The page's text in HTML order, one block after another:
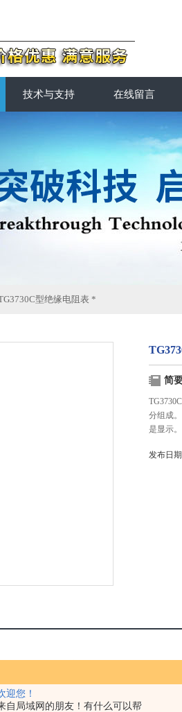
迎您！
自局域网的朋友！有什么可以帮
技术与支持 在线留言
型绝缘电阻表 *
简
分组成
是显示。
发布日
表。绝缘电阻表主要由三部分组成。*是直